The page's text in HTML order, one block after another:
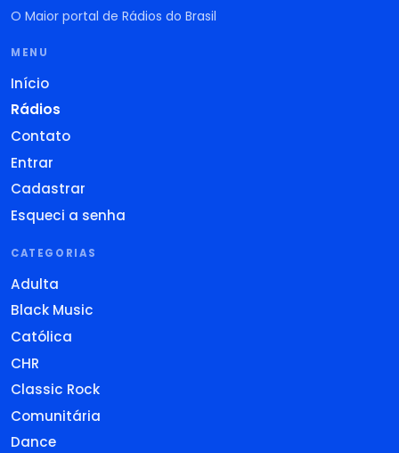
O Maior portal de Rádios do Brasil
MENU
Início
Rádios
Contato
Entrar
Cadastrar
Esqueci a senha
CATEGORIAS
Adulta
Black Music
Católica
CHR
Classic Rock
Comunitária
Dance